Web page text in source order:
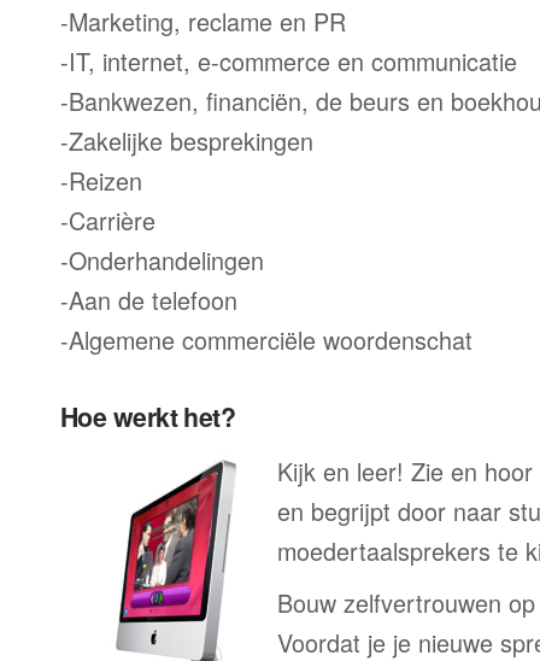
-Marketing, reclame en PR
-IT, internet, e-commerce en communicatie
-Bankwezen, financiën, de beurs en
-Zakelijke besprekingen
-Reizen
-Carrière
-Onderhandelingen
-Aan de telefoon
-Algemene commerciële woordenschat
Hoe werkt het?
Kijk en leer! Zie en
en begrijpt door naar
moedertaalsprekers te
Bouw zelfvertrouwen
Voordat je je nieuwe